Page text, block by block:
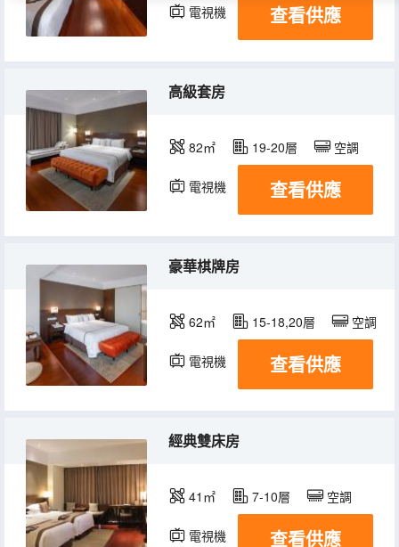
電視機 查看供應
高級套房
82㎡ 19-20層 空調
電視機 冰箱
查看供應
豪華棋牌房
62㎡ 15-18,20層 空調
電視機 冰箱
查看供應
經典雙床房
41㎡ 7-10層 空調
電視機 查看供應